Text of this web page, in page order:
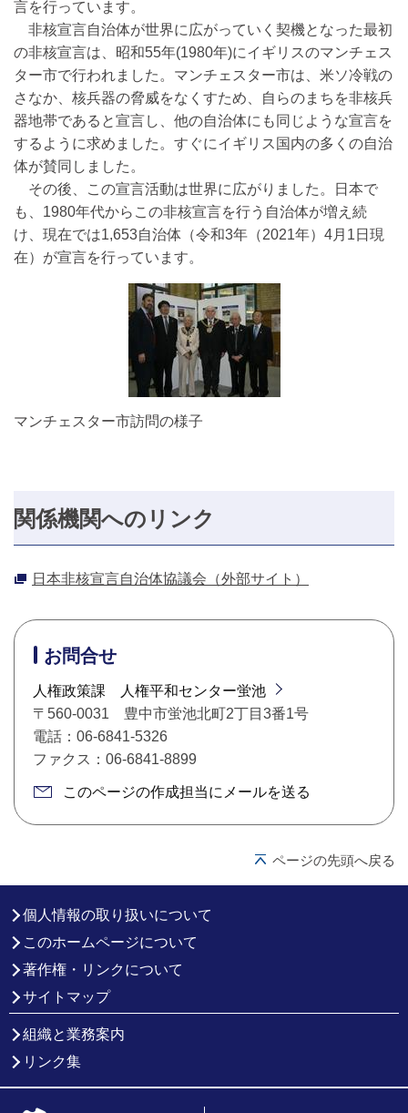
言を行っています。
非核宣言自治体が世界に広がっていく契機となった最初
の非核宣言は、昭和55年(1980年)にイギリスのマンチェス
ター市で行われました。マンチェスター市は、米ソ冷戦の
さなか、核兵器の脅威をなくすため、自らのまちを非核兵
器地帯であると宣言し、他の自治体にも同じような宣言を
するように求めました。すぐにイギリス国内の多くの自治
体が賛同しました。
その後、この宣言活動は世界に広がりました。日本で
も、1980年代からこの非核宣言を行う自治体が増え続
け、現在では1,653自治体（令和3年（2021年）4月1日現
在）が宣言を行っています。
マンチェスター市訪問の様子
関係機関へのリンク
日本非核宣言自治体協議会（外部サイト）
お問合せ
人権政策課 人権平和センター蛍池
〒560-0031 豊中市蛍池北町2丁目3番1号
電話：06-6841-5326
ファクス：06-6841-8899
このページの作成担当にメールを送る
ページの先頭へ戻る
個人情報の取り扱いについて
このホームページについて
著作権・リンクについて
サイトマップ
組織と業務案内
リンク集